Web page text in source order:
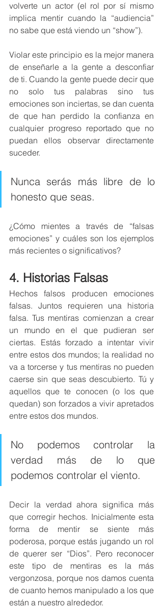
volverte un actor (el rol por sí mismo
implica mentir cuando la “audiencia”
no sabe que está viendo un “show”).
Violar este principio es la mejor manera
de enseñarle a la gente a desconfiar
de ti. Cuando la gente puede decir que
no solo tus palabras sino tus
emociones son inciertas, se dan cuenta
de que han perdido la confianza en
cualquier progreso reportado que no
puedan ellos observar directamente
suceder.
Nunca serás más libre de lo
honesto que seas.
¿Cómo mientes a través de “falsas
emociones” y cuáles son los ejemplos
más recientes o significativos?
4. Historias Falsas
Hechos falsos producen emociones
falsas. Juntos requieren una historia
falsa. Tus mentiras comienzan a crear
un mundo en el que pudieran ser
ciertas. Estás forzado a intentar vivir
entre estos dos mundos; la realidad no
va a torcerse y tus mentiras no pueden
caerse sin que seas descubierto. Tú y
aquellos que te conocen (o los que
quedan) son forzados a vivir apretados
entre estos dos mundos.
No podemos controlar la
verdad más de lo que
podemos controlar el viento.
Decir la verdad ahora significa más
que corregir hechos. Inicialmente esta
forma de mentir se siente más
poderosa, porque estás jugando un rol
de querer ser “Dios”. Pero reconocer
este tipo de mentiras es la más
vergonzosa, porque nos damos cuenta
de cuanto hemos manipulado a los que
están a nuestro alrededor.